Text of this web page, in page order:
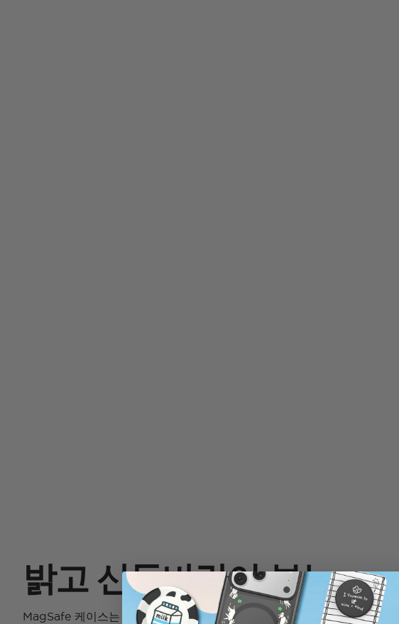
밝고 산들바람이 부는
MagSafe 케이스는 최대 10피트 높이에서 낙하 방지 기능을 인증받았습니